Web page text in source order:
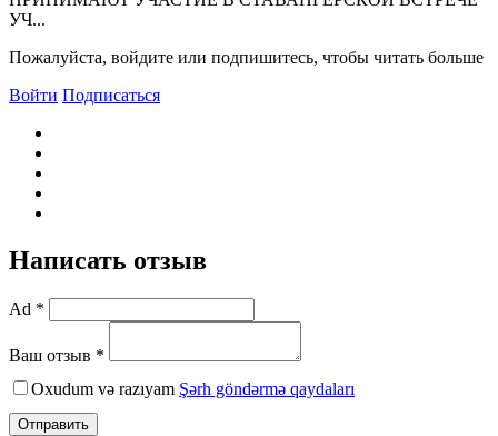
УЧ...
Пожалуйста, войдите или подпишитесь, чтобы читать больше
Войти Подписаться
Написать отзыв
Ad *
Ваш отзыв *
Oxudum və razıyam Şərh göndərmə qaydaları
Отправить